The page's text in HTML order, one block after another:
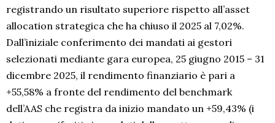
registrando un risultato superiore rispetto all’asset
allocation strategica che ha chiuso il 2025 al 7,02%.
Dall’iniziale conferimento dei mandati ai gestori
selezionati mediante gara europea, 25 giugno 2015 – 31
dicembre 2025, il rendimento finanziario è pari a
+55,58% a fronte del rendimento del benchmark
dell’AAS che registra da inizio mandato un +59,43% (i